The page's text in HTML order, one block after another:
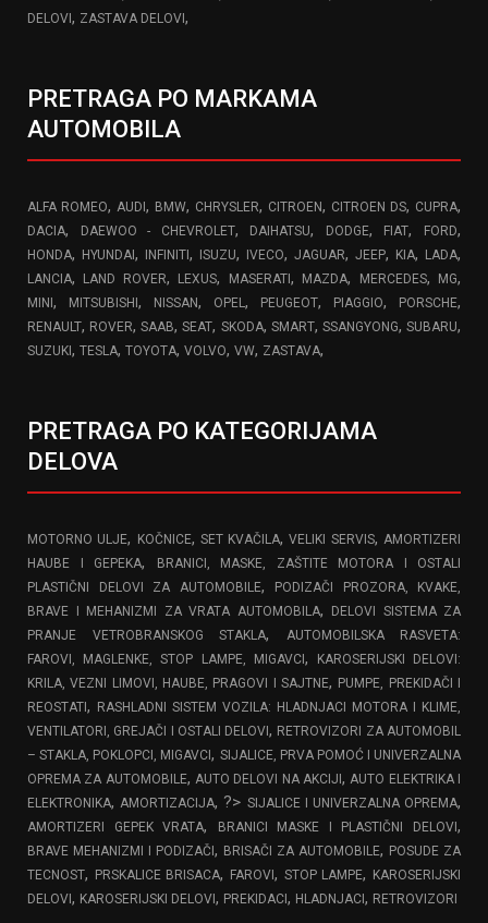
DELOVI, ZASTAVA DELOVI,
PRETRAGA PO MARKAMA
AUTOMOBILA
ALFA ROMEO, AUDI, BMW, CHRYSLER, CITROEN, CITROEN DS, CUPRA,
DACIA, DAEWOO - CHEVROLET, DAIHATSU, DODGE, FIAT, FORD,
HONDA, HYUNDAI, INFINITI, ISUZU, IVECO, JAGUAR, JEEP, KIA, LADA,
LANCIA, LAND ROVER, LEXUS, MASERATI, MAZDA, MERCEDES, MG,
MINI, MITSUBISHI, NISSAN, OPEL , PEUGEOT, PIAGGIO, PORSCHE,
RENAULT, ROVER,SAAB,SEAT, SKODA, SMART, SSANGYONG,SUBARU,
SUZUKI, TESLA, TOYOTA, VOLVO, VW, ZASTAVA,
PRETRAGA PO KATEGORIJAMA
DELOVA
MOTORNO ULJE, KOČNICE, SET KVAČILA,VELIKI SERVIS, AMORTIZERI
HAUBE I GEPEKA,
BRANICI, MASKE, ZAŠTITE MOTORA I OSTALI
PLASTIČNI DELOVI ZA AUTOMOBILE,
PODIZAČI PROZORA, KVAKE,
BRAVE I MEHANIZMI ZA VRATA AUTOMOBILA,
DELOVI SISTEMA ZA
PRANJE VETROBRANSKOG STAKLA,
AUTOMOBILSKA RASVETA:
FAROVI, MAGLENKE, STOP LAMPE, MIGAVCI,
KAROSERIJSKI DELOVI:
KRILA, VEZNI LIMOVI, HAUBE, PRAGOVI I SAJTNE, PUMPE, PREKIDAČI I
REOSTATI, RASHLADNI SISTEM VOZILA: HLADNJACI MOTORA I KLIME,
VENTILATORI, GREJAČI I OSTALI DELOVI, RETROVIZORI ZA AUTOMOBIL
– STAKLA, POKLOPCI, MIGAVCI, SIJALICE, PRVA POMOĆ I UNIVERZALNA
OPREMA ZA AUTOMOBILE, AUTO DELOVI NA AKCIJI, AUTO ELEKTRIKA I
ELEKTRONIKA, AMORTIZACIJA, ?> SIJALICE I UNIVERZALNA OPREMA,
AMORTIZERI GEPEK VRATA, BRANICI MASKE I PLASTIČNI DELOVI,
BRAVE MEHANIZMI I PODIZAČI, BRISAČI ZA AUTOMOBILE, POSUDE ZA
TECNOST, PRSKALICE BRISACA, FAROVI, STOP LAMPE, KAROSERIJSKI
DELOVI, KAROSERIJSKI DELOVI, PREKIDACI, HLADNJACI, RETROVIZORI